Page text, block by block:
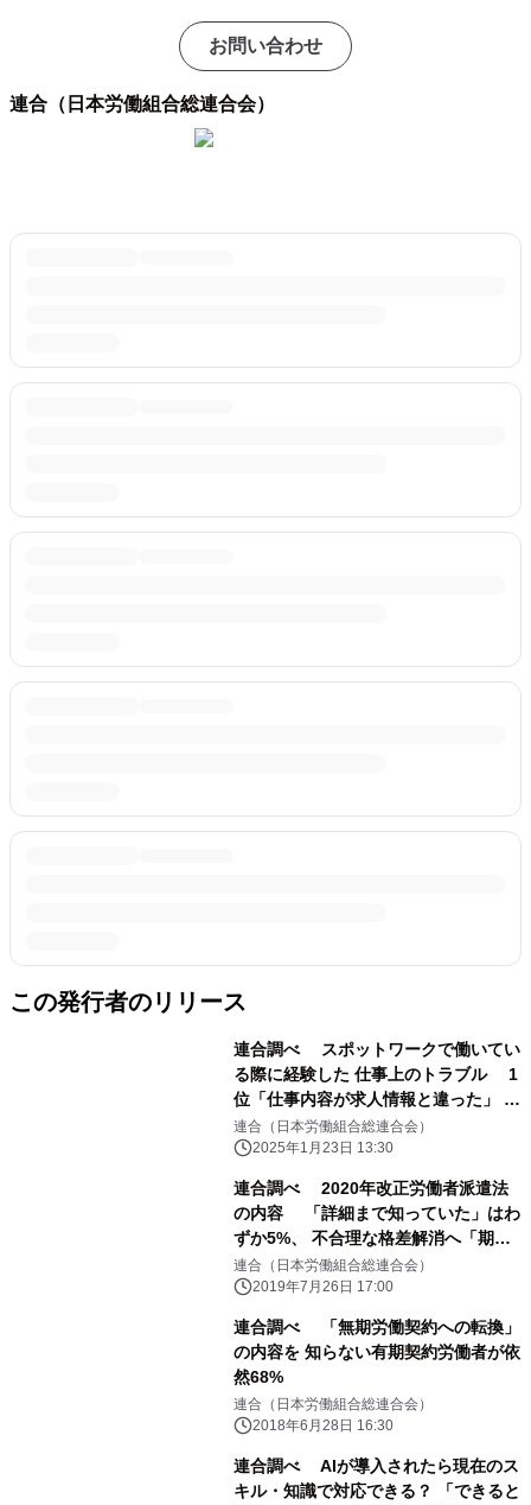
お問い合わせ
連合（日本労働組合総連合会）
この発行者のリリース
連合調べ スポットワークで働いてい
る際に経験した 仕事上のトラブル 1
位「仕事内容が求人情報と違った」 2
位「業務に関して十分な指示や教育が
なかった」
連合（日本労働組合総連合会）
2025年1月23日 13:30
連合調べ 2020年改正労働者派遣法
の内容 「詳細まで知っていた」はわ
ずか5%、 不合理な格差解消へ「期待
する」は45%
連合（日本労働組合総連合会）
2019年7月26日 17:00
連合調べ 「無期労働契約への転換」
の内容を 知らない有期契約労働者が依
然68%
連合（日本労働組合総連合会）
2018年6月28日 16:30
連合調べ AIが導入されたら現在のス
キル・知識で対応できる？ 「できると